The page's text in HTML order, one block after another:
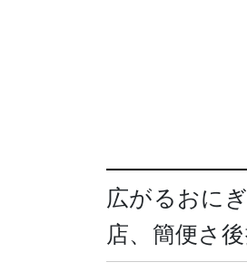
広がるおに
店、簡便さ